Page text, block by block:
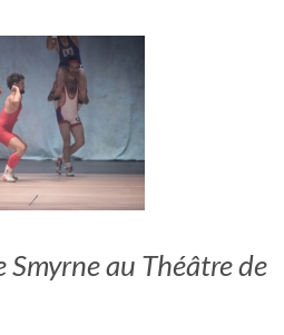
Smyrne au Théâtre de